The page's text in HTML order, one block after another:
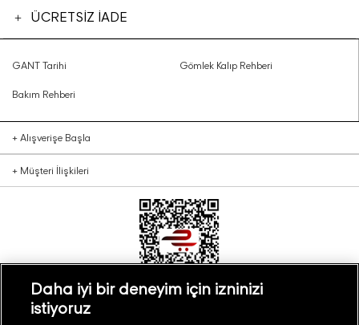
ÜCRETSİZ İADE
GANT Tarihi Gömlek Kalıp Rehberi
Bakım Rehberi
+ Alışverişe Başla
+ Müşteri İlişkileri
Daha iyi bir deneyim için izninizi
istiyoruz